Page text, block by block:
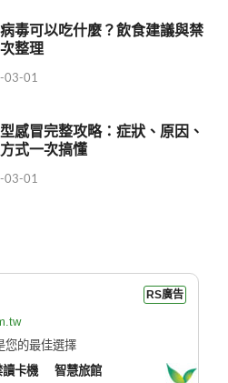
毒可以吃什麼？飲食建議與禁
整理
03-01
感冒完整攻略：症狀、原因、
式一次搞懂
03-01
RS廣告
您的最佳選擇
讀卡機 智慧旅館